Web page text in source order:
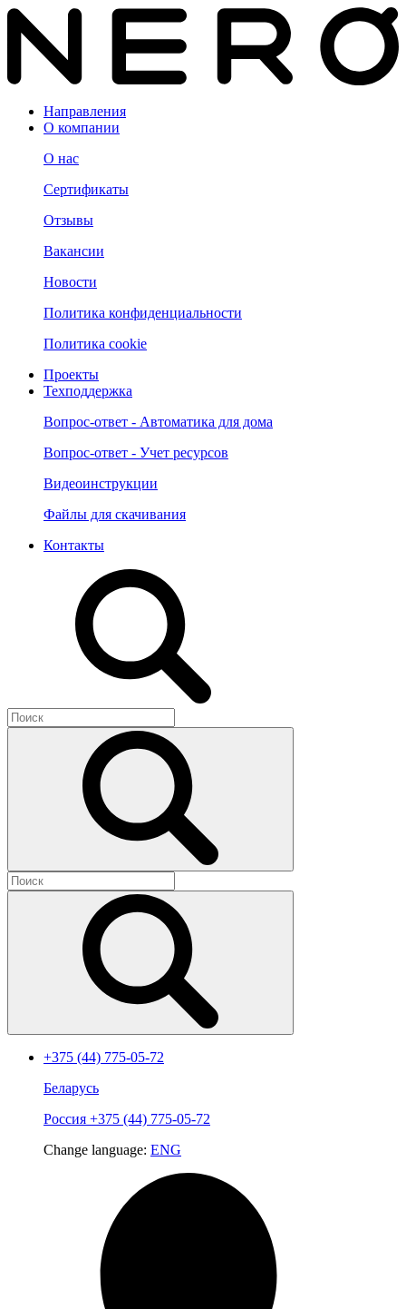
Направления
О компании
О нас
Сертификаты
Отзывы
Вакансии
Новости
Политика конфиденциальности
Политика cookie
Проекты
Техподдержка
Вопрос-ответ - Автоматика для дома
Вопрос-ответ - Учет ресурсов
Видеоинструкции
Файлы для скачивания
Контакты
+375 (44) 775-05-72
Беларусь
Россия +375 (44) 775-05-72
Change language: ENG